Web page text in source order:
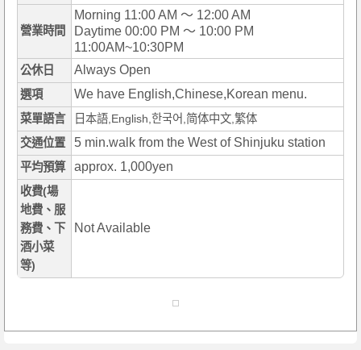
營業時間
Morning 11:00 AM ～ 12:00 AM
Daytime 00:00 PM ～ 10:00 PM
11:00AM~10:30PM
公休日 Always Open
選項 We have English,Chinese,Korean menu.
菜單語言
日本語,English,한국어,简体中文,繁体
交通位置
5 min.walk from the West of Shinjuku station
平均預算 approx. 1,000yen
收費(場
地費、服
務費、下
酒小菜
等)
Not Available